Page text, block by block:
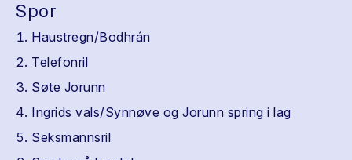
Spor
Haustregn/Bodhrán
Telefonril
Søte Jorunn
Ingrids vals/Synnøve og Jorunn spring i lag
Seksmannsril